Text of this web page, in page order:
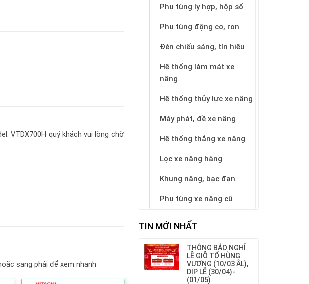
Phụ tùng ly hợp, hộp số
Phụ tùng động cơ, ron
Đèn chiếu sáng, tín hiệu
Hệ thống làm mát xe
nâng
Hệ thống thủy lực xe nâng
Máy phát, đề xe nâng
Hệ thống thắng xe nâng
Lọc xe nâng hàng
Khung nâng, bạc đạn
Phụ tùng xe nâng cũ
TIN MỚI NHẤT
THÔNG BÁO NGHỈ
LỄ GIỖ TỔ HÙNG
VƯƠNG (10/03 ÂL),
DỊP LỄ (30/04)-
(01/05)
VTDX700H quý khách vui lòng chờ
sang phải để xem nhanh